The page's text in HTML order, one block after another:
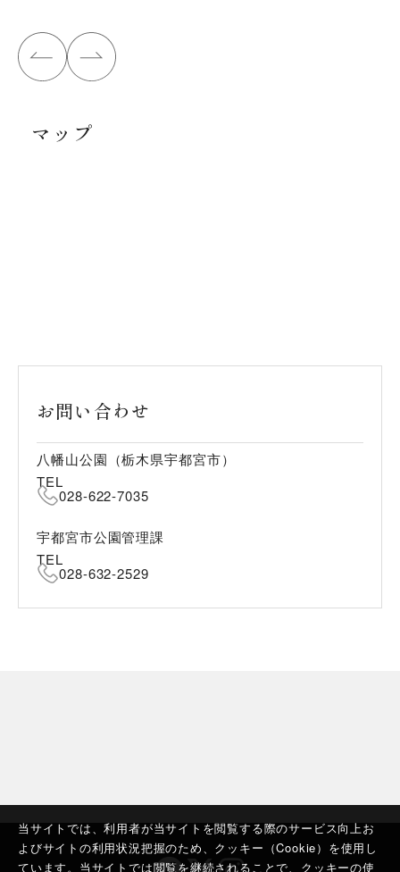
当サイトでは、利用者が当サイトを閲覧する際のサービス向上お
よびサイトの利用状況把握のため、クッキー（Cookie）を使用し
ています。当サイトでは閲覧を継続されることで、クッキーの使
マップ
お問い合わせ
八幡山公園（栃木県宇都宮市）
TEL
028-622-7035
宇都宮市公園管理課
TEL
028-632-2529